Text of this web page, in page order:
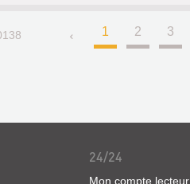
1 2 3
24/24
Mon compte lecteur